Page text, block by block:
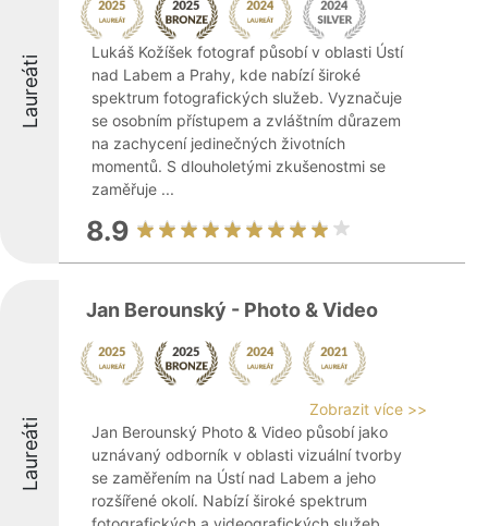
Laureáti
Lukáš Kožíšek fotograf působí v oblasti Ústí
nad Labem a Prahy, kde nabízí široké
spektrum fotografických služeb. Vyznačuje
se osobním přístupem a zvláštním důrazem
na zachycení jedinečných životních
momentů. S dlouholetými zkušenostmi se
zaměřuje ...
8.9
Laureáti
Jan Berounský - Photo & Video
Zobrazit více >>
Jan Berounský Photo & Video působí jako
uznávaný odborník v oblasti vizuální tvorby
se zaměřením na Ústí nad Labem a jeho
rozšířené okolí. Nabízí široké spektrum